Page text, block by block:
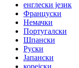
енглески језик
Француски
Немачки
Португалски
Шпански
Руски
Јапански